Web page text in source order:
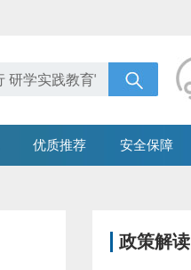
优质推荐 安全保障
政策解读